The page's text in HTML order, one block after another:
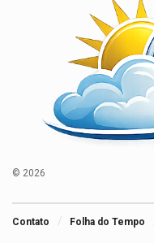
© 2026
Contato Folha do Tempo